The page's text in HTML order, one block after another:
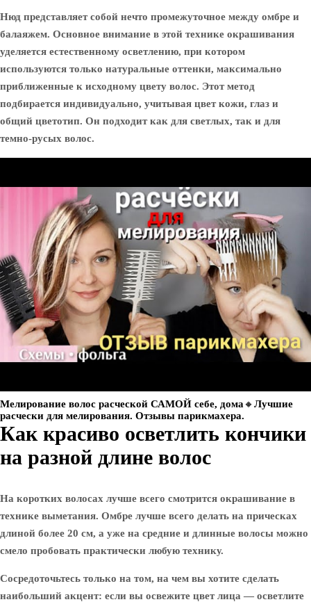
Нюд представляет собой нечто промежуточное между омбре и
балаяжем. Основное внимание в этой технике окрашивания
уделяется естественному осветлению, при котором
используются только натуральные оттенки, максимально
приближенные к исходному цвету волос. Этот метод
подбирается индивидуально, учитывая цвет кожи, глаз и
общий цветотип. Он подходит как для светлых, так и для
темно-русых волос.
Мелирование волос расческой САМОЙ себе, дома🔸️Лучшие
расчески для мелирования. Отзывы парикмахера.
Как красиво осветлить кончики
на разной длине волос
На коротких волосах лучше всего смотрится окрашивание в
технике выметания. Омбре лучше всего делать на прическах
длиной более 20 см, а уже на средние и длинные волосы можно
смело пробовать практически любую технику.
Сосредоточьтесь только на том, на чем вы хотите сделать
наибольший акцент: если вы освежите цвет лица — осветлите